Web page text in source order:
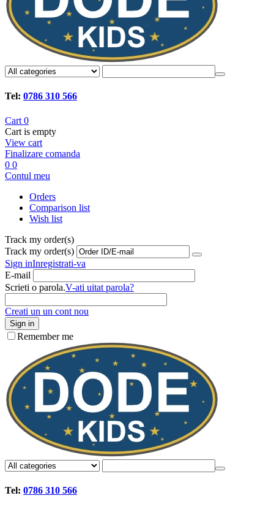
Tel: 0786 310 566
Cart 0
Cart is empty
View cart
Finalizare comanda
0 0
Contul meu
Orders
Comparison list
Wish list
Track my order(s)
Track my order(s)
Sign inInregistrati-va
E-mail
Scrieti o parola.V-ati uitat parola?
Creati un un cont nou
Sign in
Remember me
Tel: 0786 310 566